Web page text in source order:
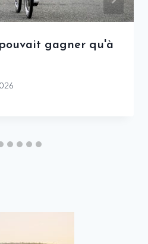
pouvait gagner qu'à